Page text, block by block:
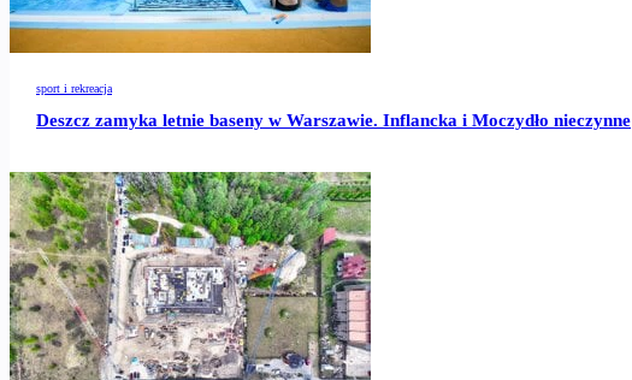
sport i rekreacja
Deszcz zamyka letnie baseny w Warszawie. Inflancka i Moczydło nieczynne